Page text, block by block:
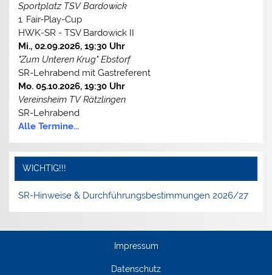
Sportplatz TSV Bardowick
1. Fair-Play-Cup
HWK-SR - TSV Bardowick II
Mi., 02.09.2026, 19:30 Uhr
"Zum Unteren Krug" Ebstorf
SR-Lehrabend mit Gastreferent
Mo. 05.10.2026, 19:30 Uhr
Vereinsheim TV Rätzlingen
SR-Lehrabend
Alle Termine...
WICHTIG!!!
SR-Hinweise & Durchführungsbestimmungen 2026/27
Impressum
Datenschutz